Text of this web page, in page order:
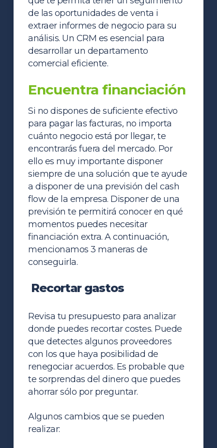
de las oportunidades de venta i
extraer informes de negocio para su
análisis. Un CRM es esencial para
desarrollar un departamento
comercial eficiente.
Encuentra financiación
Si no dispones de suficiente efectivo
para pagar las facturas, no importa
cuánto negocio está por llegar, te
encontrarás fuera del mercado. Por
ello es muy importante disponer
siempre de una solución que te ayude
a disponer de una previsión del cash
flow de la empresa. Disponer de una
previsión te permitirá conocer en qué
momentos puedes necesitar
financiación extra. A continuación,
mencionamos 3 maneras de
conseguirla.
Recortar gastos
Revisa tu presupuesto para analizar
donde puedes recortar costes. Puede
que detectes algunos proveedores
con los que haya posibilidad de
renegociar acuerdos. Es probable que
te sorprendas del dinero que puedes
ahorrar sólo por preguntar.
Algunos cambios que se pueden
realizar: